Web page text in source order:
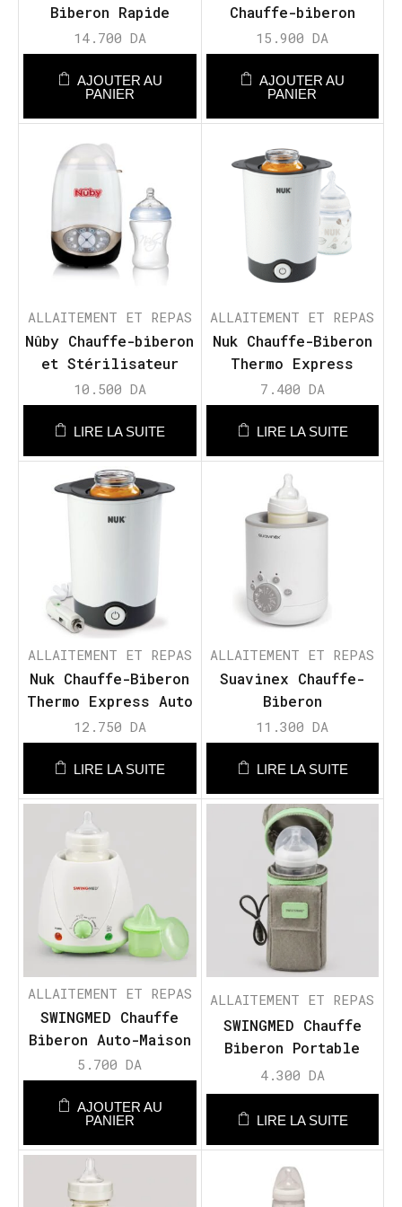
Biberon Rapide
14.700 DA
AJOUTER AU
PANIER
Chauffe-biberon
Rapide
15.900DA
AJOUTER AU
PANIER
ALLAITEMENT ET REPAS
Nûby Chauffe-biberon
et Stérilisateur
2en1 Natural Touch
10.500 DA
LIRE LA SUITE
ALLAITEMENT ET REPAS
Nuk Chauffe-Biberon
Thermo Express
7.400 DA
LIRE LA SUITE
ALLAITEMENT ET REPAS
Nuk Chauffe-Biberon
Thermo Express Auto
et Maison
12.750 DA
LIRE LA SUITE
ALLAITEMENT ET REPAS
Suavinex Chauffe-
Biberon
11.300DA
LIRE LA SUITE
ALLAITEMENT ET REPAS
SWINGMED Chauffe
Biberon Auto-Maison
5.700DA
AJOUTER AU
PANIER
ALLAITEMENT ET REPAS
SWINGMED Chauffe
Biberon Portable
4.300 DA
LIRE LA SUITE